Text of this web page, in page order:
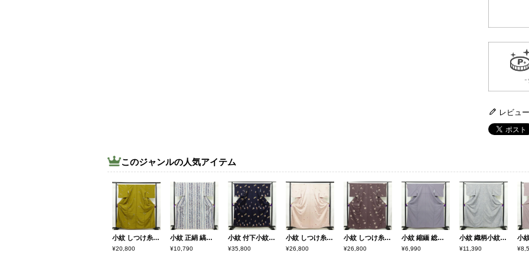
レビュ
このジャンルの人気アイテム
小紋 しつけ糸付き ポリエステル 蝶・昆虫柄 袷仕立て 身丈161cm 裄丈66.5cm リサイクル着物 着物 黄・黄土色
¥20,800
小紋 正絹 縞柄・線柄 袷仕立て 身丈168cm 裄丈68cm 金彩 着物 青・紺
¥10,790
小紋 付下小紋 良品 しつけ糸付き 正絹 人物・動物柄 袷仕立て 身丈157cm 裄丈64cm 箔 金彩 着物 青・紺
¥35,800
小紋 しつけ糸付き 正絹 古典柄 袷仕立て 身丈160cm 裄丈67cm リサイクル着物 着物 扇子 クリーム
¥26,800
小紋 しつけ糸付き 正絹 古典柄 袷仕立て 身丈164.5cm 裄丈65cm リサイクル着物 着物 紫・藤色
¥26,800
小紋 縮緬 総柄 正絹 古典柄 袷仕立て 身丈160cm 裄丈65.5cm リサイクル着物 着物 紫・藤色
¥6,990
小紋 織柄小紋 正絹 古典柄 袷仕立て 身丈160cm 裄丈63.5cm リサイクル着物 着物 洒落 おしゃれ 青・紺
¥11,390